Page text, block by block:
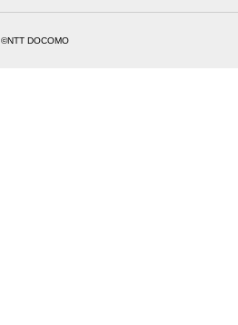
©NTT DOCOMO